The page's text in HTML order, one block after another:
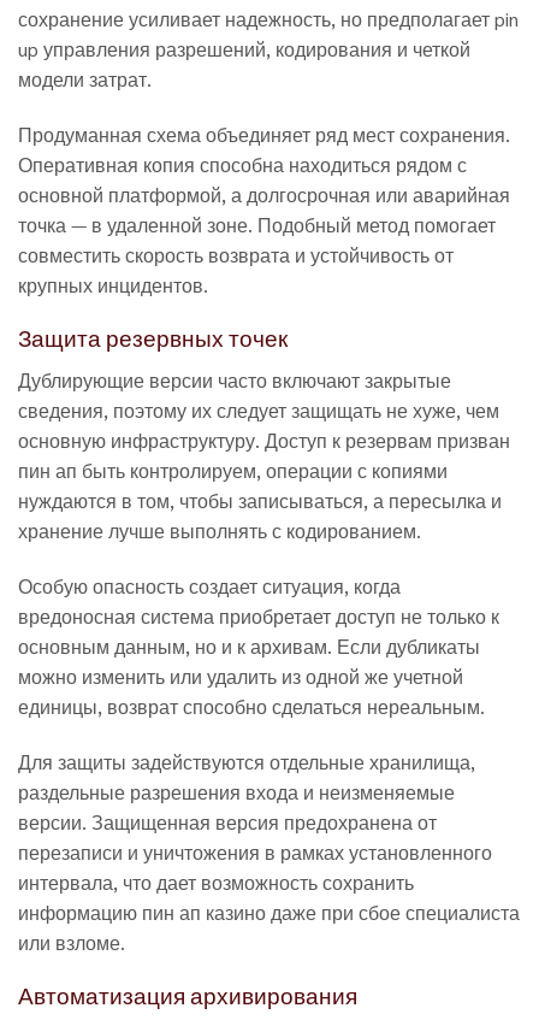
сохранение усиливает надежность, но предполагает pin
up управления разрешений, кодирования и четкой
модели затрат.
Продуманная схема объединяет ряд мест сохранения.
Оперативная копия способна находиться рядом с
основной платформой, а долгосрочная или аварийная
точка — в удаленной зоне. Подобный метод помогает
совместить скорость возврата и устойчивость от
крупных инцидентов.
Защита резервных точек
Дублирующие версии часто включают закрытые
сведения, поэтому их следует защищать не хуже, чем
основную инфраструктуру. Доступ к резервам призван
пин ап быть контролируем, операции с копиями
нуждаются в том, чтобы записываться, а пересылка и
хранение лучше выполнять с кодированием.
Особую опасность создает ситуация, когда
вредоносная система приобретает доступ не только к
основным данным, но и к архивам. Если дубликаты
можно изменить или удалить из одной же учетной
единицы, возврат способно сделаться нереальным.
Для защиты задействуются отдельные хранилища,
раздельные разрешения входа и неизменяемые
версии. Защищенная версия предохранена от
перезаписи и уничтожения в рамках установленного
интервала, что дает возможность сохранить
информацию пин ап казино даже при сбое специалиста
или взломе.
Автоматизация архивирования